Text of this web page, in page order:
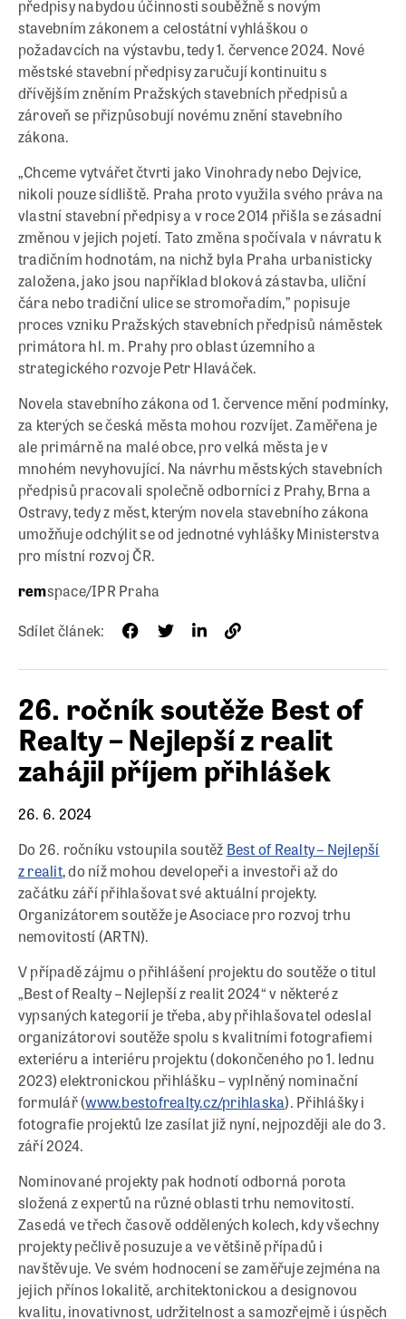
předpisy nabydou účinnosti souběžně s novým
stavebním zákonem a celostátní vyhláškou o
požadavcích na výstavbu, tedy 1. července 2024. Nové
městské stavební předpisy zaručují kontinuitu s
dřívějším zněním Pražských stavebních předpisů a
zároveň se přizpůsobují novému znění stavebního
zákona.
„Chceme vytvářet čtvrti jako Vinohrady nebo Dejvice,
nikoli pouze sídliště. Praha proto využila svého práva na
vlastní stavební předpisy a v roce 2014 přišla se zásadní
změnou v jejich pojetí. Tato změna spočívala v návratu k
tradičním hodnotám, na nichž byla Praha urbanisticky
založena, jako jsou například bloková zástavba, uliční
čára nebo tradiční ulice se stromořadím,” popisuje
proces vzniku Pražských stavebních předpisů náměstek
primátora hl. m. Prahy pro oblast územního a
strategického rozvoje Petr Hlaváček.
Novela stavebního zákona od 1. července mění podmínky,
za kterých se česká města mohou rozvíjet. Zaměřena je
ale primárně na malé obce, pro velká města je v
mnohém nevyhovující. Na návrhu městských stavebních
předpisů pracovali společně odborníci z Prahy, Brna a
Ostravy, tedy z měst, kterým novela stavebního zákona
umožňuje odchýlit se od jednotné vyhlášky Ministerstva
pro místní rozvoj ČR.
remspace/IPR Praha
Sdílet článek:
26. ročník soutěže Best of
Realty – Nejlepší z realit
zahájil příjem přihlášek
26. 6. 2024
Do 26. ročníku vstoupila soutěž Best of Realty – Nejlepší
z realit, do níž mohou developeři a investoři až do
začátku září přihlašovat své aktuální projekty.
Organizátorem soutěže je Asociace pro rozvoj trhu
nemovitostí (ARTN).
V případě zájmu o přihlášení projektu do soutěže o titul
„Best of Realty – Nejlepší z realit 2024“ v některé z
vypsaných kategorií je třeba, aby přihlašovatel odeslal
organizátorovi soutěže spolu s kvalitními fotografiemi
exteriéru a interiéru projektu (dokončeného po 1. lednu
2023) elektronickou přihlášku – vyplněný nominační
formulář (www.bestofrealty.cz/prihlaska). Přihlášky i
fotografie projektů lze zasílat již nyní, nejpozději ale do 3.
září 2024.
Nominované projekty pak hodnotí odborná porota
složená z expertů na různé oblasti trhu nemovitostí.
Zasedá ve třech časově oddělených kolech, kdy všechny
projekty pečlivě posuzuje a ve většině případů i
navštěvuje. Ve svém hodnocení se zaměřuje zejména na
jejich přínos lokalitě, architektonickou a designovou
kvalitu, inovativnost, udržitelnost a samozřejmě i úspěch